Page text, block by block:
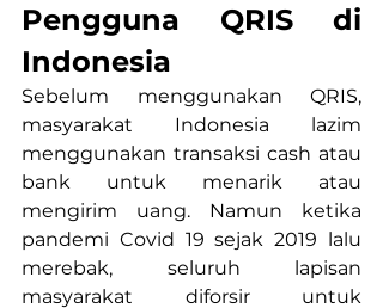
Pengguna QRIS di
Indonesia
Sebelum menggunakan QRIS,
masyarakat Indonesia lazim
menggunakan transaksi cash atau
bank untuk menarik atau
mengirim uang. Namun ketika
pandemi Covid 19 sejak 2019 lalu
merebak, seluruh lapisan
masyarakat diforsir untuk